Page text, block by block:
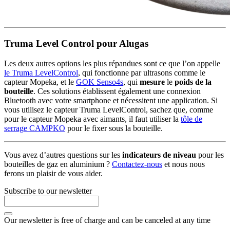
Truma Level Control pour Alugas
Les deux autres options les plus répandues sont ce que l’on appelle
le Truma LevelControl, qui fonctionne par ultrasons comme le
capteur Mopeka, et le GOK Senso4s, qui mesure le poids de la
bouteille. Ces solutions établissent également une connexion
Bluetooth avec votre smartphone et nécessitent une application. Si
vous utilisez le capteur Truma LevelControl, sachez que, comme
pour le capteur Mopeka avec aimants, il faut utiliser la tôle de
serrage CAMPKO pour le fixer sous la bouteille.
Vous avez d’autres questions sur les indicateurs de niveau pour les
bouteilles de gaz en aluminium ? Contactez-nous et nous nous
ferons un plaisir de vous aider.
Subscribe to our newsletter
Our newsletter is free of charge and can be canceled at any time